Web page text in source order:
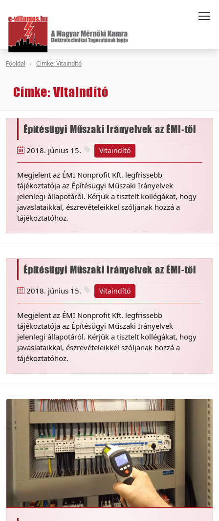
Főoldal Címke: Vitaindító
Címke: Vitaindító
Építésügyi Műszaki Irányelvek az ÉMI-től
2018. június 15. Vitaindító
Megjelent az ÉMI Nonprofit Kft. legfrissebb
tájékoztatója az Építésügyi Műszaki Irányelvek
jelenlegi állapotáról. Kérjük a tisztelt kollégákat, hogy
javaslataikkal, észrevételeikkel szóljanak hozzá a
tájékoztatóhoz.
Építésügyi Műszaki Irányelvek az ÉMI-től
2018. június 15. Vitaindító
Megjelent az ÉMI Nonprofit Kft. legfrissebb
tájékoztatója az Építésügyi Műszaki Irányelvek
jelenlegi állapotáról. Kérjük a tisztelt kollégákat, hogy
javaslataikkal, észrevételeikkel szóljanak hozzá a
tájékoztatóhoz.